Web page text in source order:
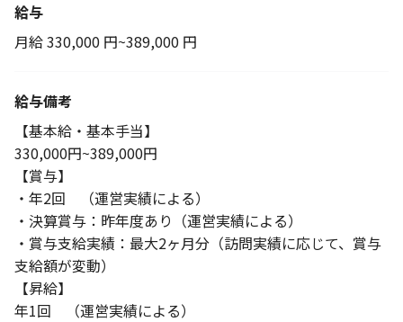
給与
月給 330,000 円~389,000 円
給与備考
【基本給・基本手当】
330,000円~389,000円
【賞与】
・年2回 （運営実績による）
・決算賞与：昨年度あり（運営実績による）
・賞与支給実績：最大2ヶ月分（訪問実績に応じて、賞与
支給額が変動）
【昇給】
年1回 （運営実績による）